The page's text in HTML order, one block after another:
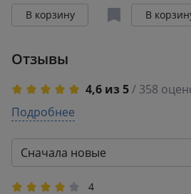
В корзину В
Отзывы
4,6 из 5/ 358
5
2
1
Подробнее
Сначала новые
4